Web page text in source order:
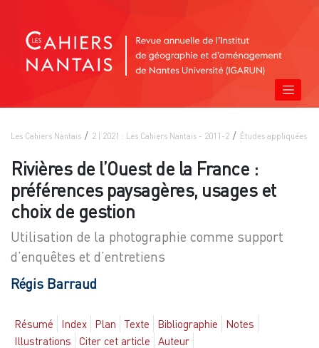
Les Cahiers Nantais 2 | 2021 : Les Cahiers Nantais - 2011-2 Études appliquées
Rivières de l’Ouest de la France :
préférences paysagères, usages et
choix de gestion
Utilisation de la photographie comme support
d’enquêtes et d’entretiens
Régis Barraud
Résumé Index Plan Texte Bibliographie
Notes
Illustrations
Citer cet article Auteur